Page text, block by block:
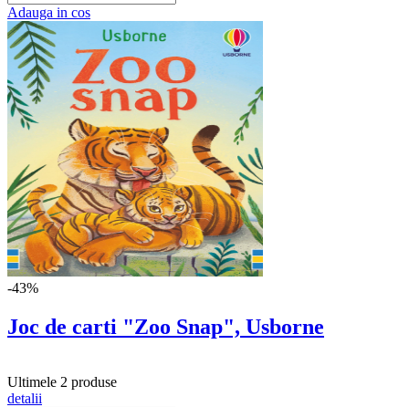
Adauga in cos
-43%
Joc de carti "Zoo Snap", Usborne
Ultimele 2 produse
detalii